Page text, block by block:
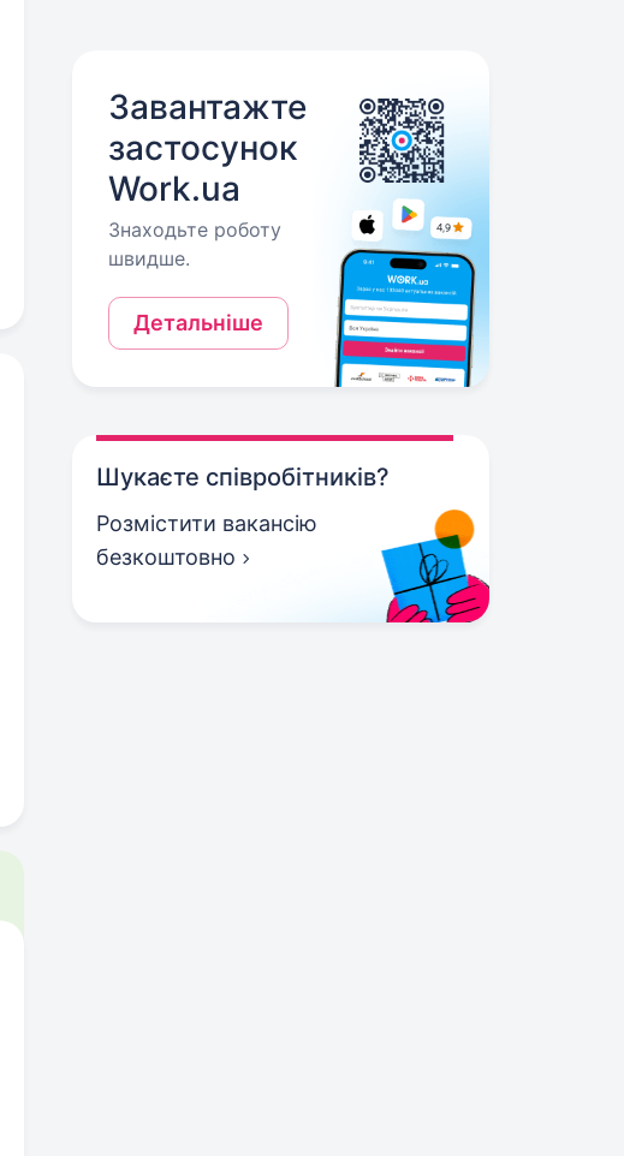
Завантажте
застосунок
Work.ua
Знаходьте роботу
швидше.
Детальніше
Шукаєте співробітників?
Розмістити вакансію
безкоштовно